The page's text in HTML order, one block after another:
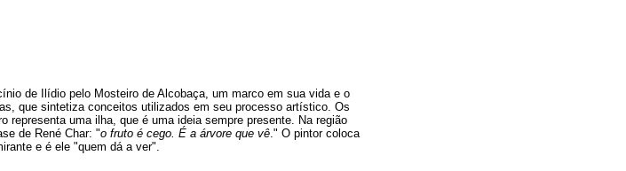
de Ilídio pelo Mosteiro de Alcobaça, um marco em sua vida e o
que sintetiza conceitos utilizados em seu processo artístico. Os
uma ilha, que é uma ideia sempre presente. Na região
de René Char: "o fruto é cego. É a árvore que vê ." O pintor coloca
e é ele "quem dá a ver".